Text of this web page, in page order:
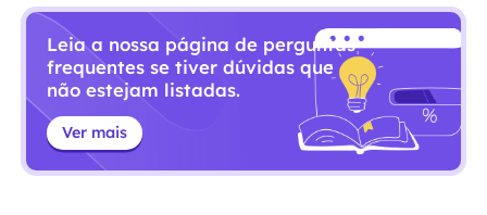
Leia a nossa página de perguntas
frequentes se tiver dúvidas que
não estejam listadas.
Ver mais